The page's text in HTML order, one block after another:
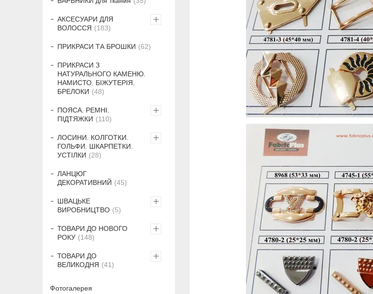
АКСЕСУАРИ ДЛЯ
ВОЛОССЯ
183
ПРИКРАСИ ТА БРОШКИ 62
ПРИКРАСИ З
НАТУРАЛЬНОГО КАМЕНЮ.
НАМИСТО. БІЖУТЕРІЯ.
БРЕЛОКИ
48
ПОЯСА. РЕМНІ.
ПІДТЯЖКИ
110
ЛОСИНИ. КОЛГОТКИ.
ГОЛЬФИ. ШКАРПЕТКИ.
УСТІЛКИ
28
ЛАНЦЮГ
ДЕКОРАТИВНИЙ
45
ШВАЦЬКЕ
ВИРОБНИЦТВО
5
ТОВАРИ ДО НОВОГО
РОКУ
148
ТОВАРИ ДО
ВЕЛИКОДНЯ
41
Фотогалерея